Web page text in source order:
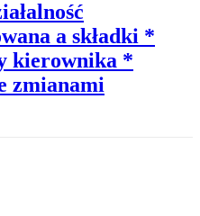
a składki *
kierownika *
zmianami